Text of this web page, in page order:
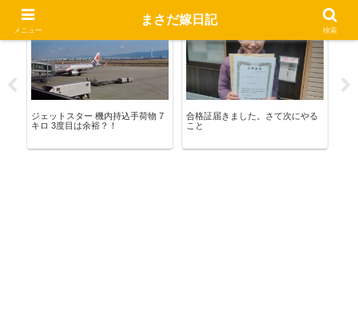
ジェットスター 機内持込手荷物 7
キロ 3度目は余裕？！
宅建合格への道
合格証届きました。さて次にやる
こと
メニュー
まさだ嫁日記
検索